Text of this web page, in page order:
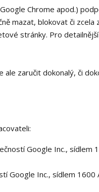
Chrome apod.)
mazat, blokovat či zcela
stránky. Pro
zaručit dokonalý, či
Google Inc., sídlem
Google Inc., sídlem 1600